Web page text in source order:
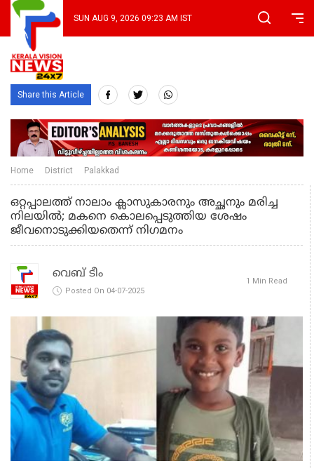
SUN AUG 9, 2026 09:23 AM IST
Share this Article
Home District Palakkad
ഒറ്റപ്പാലത്ത് നാലാം ക്ലാസുകാരനും അച്ഛനും മരിച്ച
നിലയിൽ; മകനെ കൊലപ്പെടുത്തിയ ശേഷം
ജീവനൊടുക്കിയതെന്ന് നിഗമനം
വെബ് ടീം
Posted On 04-07-2025
1 Min Read